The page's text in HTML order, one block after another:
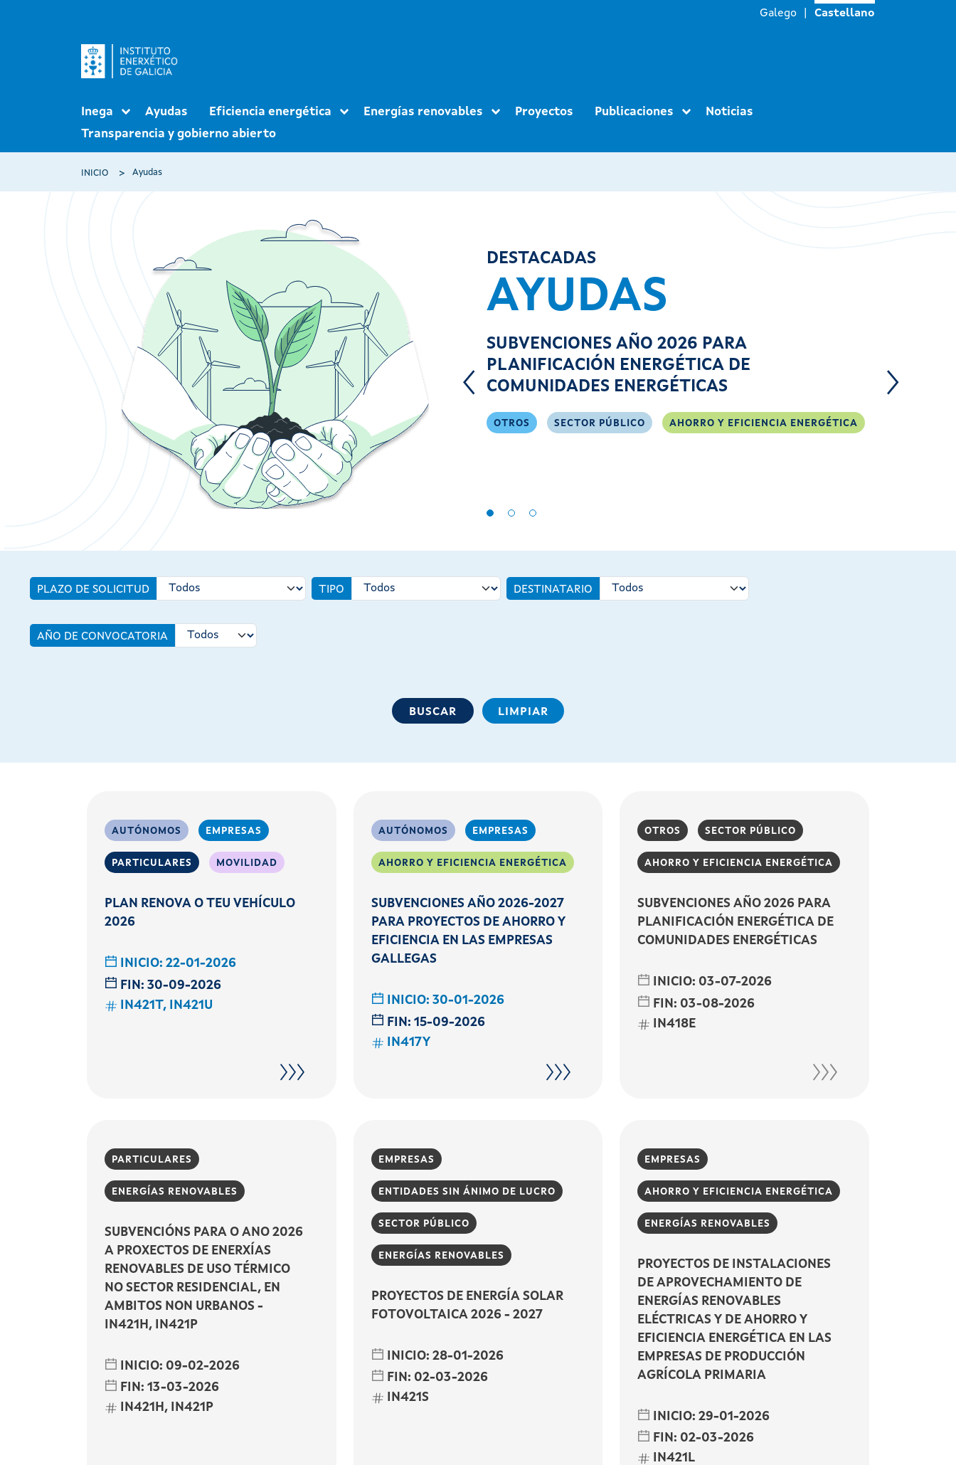
Galego Castellano
Navegación principal
Inega Ayudas Eficiencia energética Energías renovables Proyectos Publicaciones
Noticias
Transparencia y gobierno abierto
Ruta de navegación
INICIO Ayudas
DESTACADAS
AYUDAS
SUBVENCIONES AÑO 2026 PARA
PLANIFICACIÓN ENERGÉTICA DE
COMUNIDADES ENERGÉTICAS
OTROS SECTOR PÚBLICO AHORRO Y EFICIENCIA ENERGÉTICA
PLAZO DE SOLICITUD TIPO DESTINATARIO
AÑO DE CONVOCATORIA
AUTÓNOMOS EMPRESAS
PARTICULARES MOVILIDAD
PLAN RENOVA O TEU VEHÍCULO
2026
INICIO: 22-01-2026
FIN: 30-09-2026
IN421T, IN421U
AUTÓNOMOS EMPRESAS
AHORRO Y EFICIENCIA ENERGÉTICA
SUBVENCIONES AÑO 2026-2027
PARA PROYECTOS DE AHORRO Y
EFICIENCIA EN LAS EMPRESAS
GALLEGAS
INICIO: 30-01-2026
FIN: 15-09-2026
IN417Y
OTROS SECTOR PÚBLICO
AHORRO Y EFICIENCIA ENERGÉTICA
SUBVENCIONES AÑO 2026 PARA
PLANIFICACIÓN ENERGÉTICA DE
COMUNIDADES ENERGÉTICAS
INICIO: 03-07-2026
FIN: 03-08-2026
IN418E
PARTICULARES
ENERGÍAS RENOVABLES
SUBVENCIÓNS PARA O ANO 2026
A PROXECTOS DE ENERXÍAS
RENOVABLES DE USO TÉRMICO
NO SECTOR RESIDENCIAL, EN
AMBITOS NON URBANOS -
IN421H, IN421P
INICIO: 09-02-2026
FIN: 13-03-2026
IN421H, IN421P
EMPRESAS
ENTIDADES SIN ÁNIMO DE LUCRO
SECTOR PÚBLICO
ENERGÍAS RENOVABLES
PROYECTOS DE ENERGÍA SOLAR
FOTOVOLTAICA 2026 - 2027
INICIO: 28-01-2026
FIN: 02-03-2026
IN421S
EMPRESAS
AHORRO Y EFICIENCIA ENERGÉTICA
ENERGÍAS RENOVABLES
PROYECTOS DE INSTALACIONES
DE APROVECHAMIENTO DE
ENERGÍAS RENOVABLES
ELÉCTRICAS Y DE AHORRO Y
EFICIENCIA ENERGÉTICA EN LAS
EMPRESAS DE PRODUCCIÓN
AGRÍCOLA PRIMARIA
INICIO:29-01-2026
FIN: 02-03-2026
IN421L